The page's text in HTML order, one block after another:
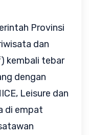
Provinsi
dan
kembali tebar
dengan
Leisure dan
di empat